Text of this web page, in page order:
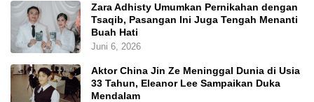
Zara Adhisty Umumkan Pernikahan dengan
Tsaqib, Pasangan Ini Juga Tengah Menanti
Buah Hati
Juni 6, 2026
Aktor China Jin Ze Meninggal Dunia di Usia
33 Tahun, Eleanor Lee Sampaikan Duka
Mendalam